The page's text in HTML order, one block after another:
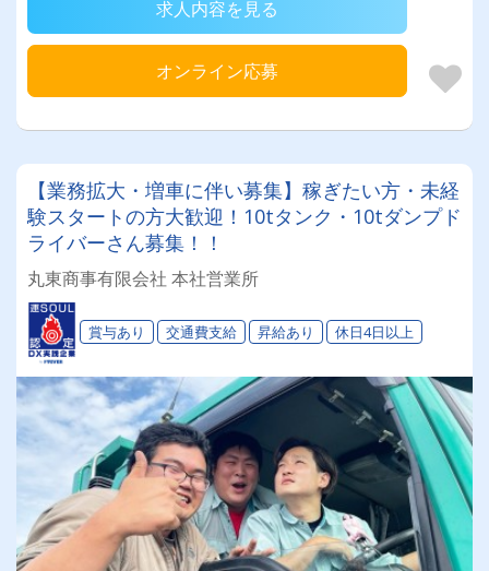
求人内容を見る
オンライン応募
【業務拡大・増車に伴い募集】稼ぎたい方・未経
験スタートの方大歓迎！10tタンク・10tダンプド
ライバーさん募集！！
丸東商事有限会社 本社営業所
賞与あり 交通費支給 昇給あり 休日4日以上